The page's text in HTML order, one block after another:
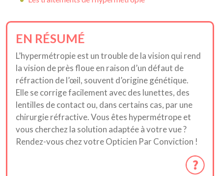
EN RÉSUMÉ
L’hypermétropie est un trouble de la vision qui rend
la vision de près floue en raison d’un défaut de
réfraction de l’œil, souvent d’origine génétique.
Elle se corrige facilement avec des lunettes, des
lentilles de contact ou, dans certains cas, par une
chirurgie réfractive. Vous êtes hypermétrope et
vous cherchez la solution adaptée à votre vue ?
Rendez-vous chez votre Opticien Par Conviction !